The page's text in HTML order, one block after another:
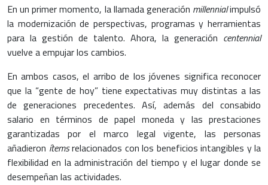
En un primer momento, la llamada generación millennialimpulsó
la modernización de perspectivas, programas y herramientas
para la gestión de talento. Ahora, la generación centennial
vuelve a empujar los cambios.
En ambos casos, el arribo de los jóvenes significa reconocer
que la “gente de hoy” tiene expectativas muy distintas a las
de generaciones precedentes. Así, además del consabido
salario en términos de papel moneda y las prestaciones
garantizadas por el marco legal vigente, las personas
añadieron ítemsrelacionados con los beneficios intangibles y la
flexibilidad en la administración del tiempo y el lugar donde se
desempeñan las actividades.